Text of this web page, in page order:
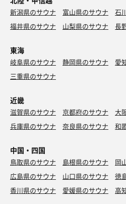
新潟県のサウナ 富山県のサウナ
石
福井県のサウナ
山梨県のサウナ 長
東海
岐阜県のサウナ 静岡県のサウナ
愛
三重県のサウナ
近畿
滋賀県のサウナ 京都府のサウナ
大
兵庫県のサウナ
奈良県のサウナ 和
中国・四国
鳥取県のサウナ 島根県のサウナ
岡
広島県のサウナ
山口県のサウナ
徳
香川県のサウナ
愛媛県のサウナ 高